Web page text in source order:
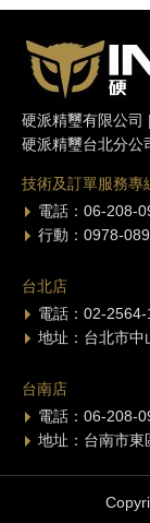
硬派精璽有限公
硬派精璽台北分公
技術及訂單服務專
電話：06-208-
行動：0978-
台北店
電話：02-
地址：台北市中
台南店
電話：06-208-
地址：台南市東